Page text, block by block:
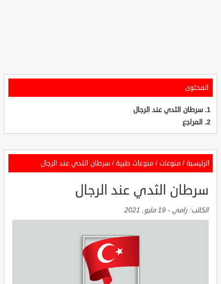
المحتوى
سرطان الثدي عند الرجال
المراجع
الرئيسية / منوعات / منوعات طبية / سرطان الثدي عند الرجال
سرطان الثدي عند الرجال
الكاتب: رامي - 19 مايو, 2021